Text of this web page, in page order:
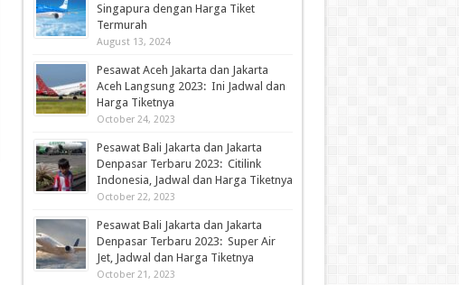
Singapura dengan Harga Tiket
Termurah
August 13, 2024
Pesawat Aceh Jakarta dan Jakarta
Aceh Langsung 2023: Ini Jadwal dan
Harga Tiketnya
October 24, 2023
Pesawat Bali Jakarta dan Jakarta
Denpasar Terbaru 2023: Citilink
Indonesia, Jadwal dan Harga Tiketnya
October 22, 2023
Pesawat Bali Jakarta dan Jakarta
Denpasar Terbaru 2023: Super Air
Jet, Jadwal dan Harga Tiketnya
October 21, 2023